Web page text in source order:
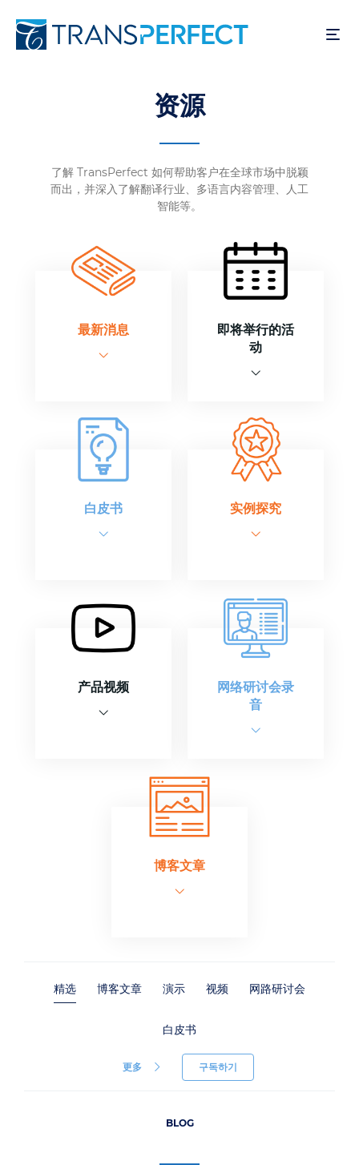
转
要
内
资源
了解 TransPerfect 如何帮助客户在全球市场中脱颖
而出，并深入了解翻译行业、多语言内容管理、人工
智能等。
最新消息
即将举行的活
动
白皮书 实例探究
产品视频
网络研讨会录
音
博客文章
精选 博客文章 演示 视频 网路研讨会
白皮书
更多 구독하기
BLOG